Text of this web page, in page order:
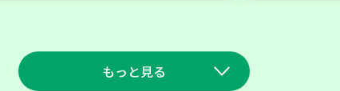
もっと見る